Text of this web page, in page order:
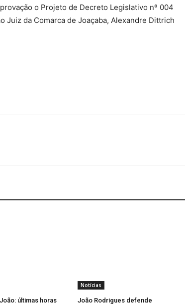
o Projeto de Decreto Legislativo nº 004
Juiz da Comarca de Joaçaba, Alexandre Dittrich
últimas horas
Notícias
João Rodrigues defende